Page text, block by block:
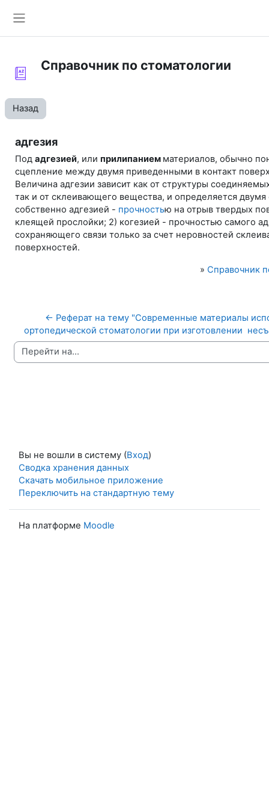
Справочник по стоматологии
Назад
адгезия
Под адгезией, или прилипанием материалов, обычно
сцепление между двумя приведенными в контакт
Величина адгезии зависит как от структуры
так и от склеивающего вещества, и определяется двумя
собственно адгезией - прочностью на отрыв твердых
клеящей прослойки; 2) когезией - прочностью самого
сохраняющего связи только за счет неровностей
поверхностей.
» Справочник
← Реферат на тему "Современные материалы
ортопедической стоматологии при изготовлении
Перейти на...
Вы не вошли в систему (Вход)
Сводка хранения данных
Скачать мобильное приложение
Переключить на стандартную тему
На платформе Moodle